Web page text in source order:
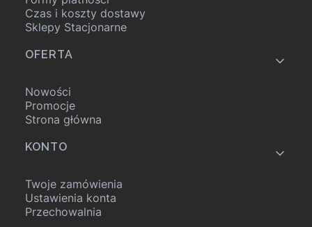
Czas i koszty dostawy
Sklepy Stacjonarne
OFERTA
Nowości
Promocje
Strona główna
KONTO
Twoje zamówienia
Ustawienia konta
Przechowalnia